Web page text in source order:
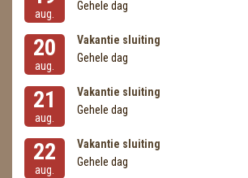
aug.
Gehele dag
20
aug.
Vakantie sluiting
Gehele dag
21
aug.
Vakantie sluiting
Gehele dag
22
aug.
Vakantie sluiting
Gehele dag